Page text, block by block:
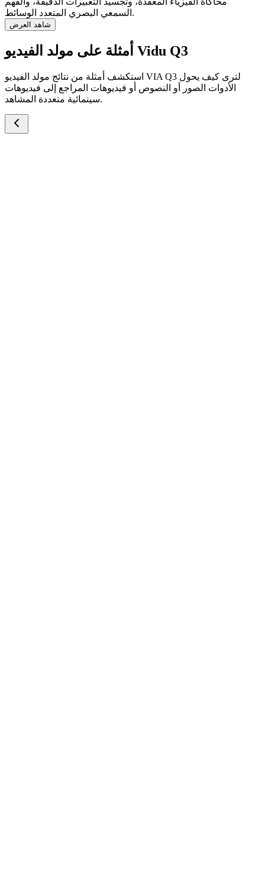
السمعي البصري المتعدد الوسائط.
شاهد العرض
أمثلة على مولد الفيديو Vidu Q3
استكشف أمثلة من نتائج مولد الفيديو VIA Q3 لترى كيف يحول
الأدوات الصور أو النصوص أو فيديوهات المراجع إلى فيديوهات
سينمائية متعددة المشاهد.